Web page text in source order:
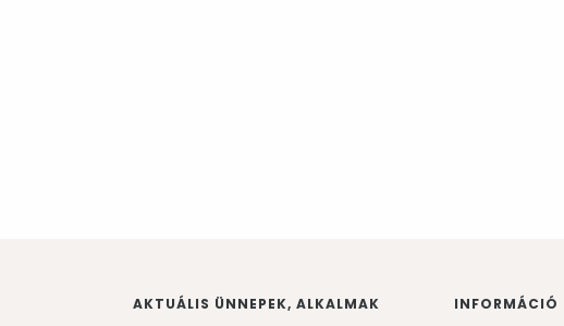
AKTUÁLIS ÜNNEPEK, ALKALMAK
INFORMÁCIÓ